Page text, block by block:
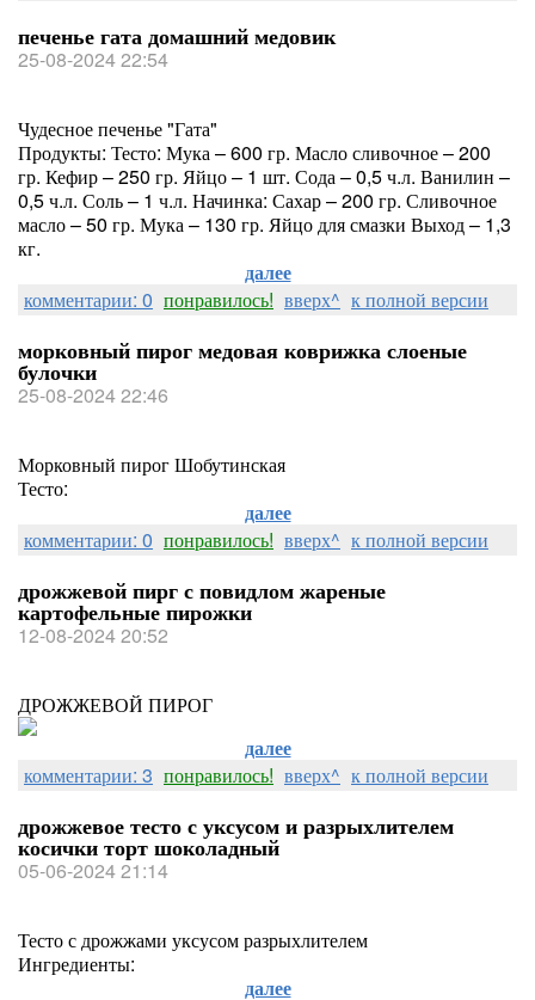
печенье гата домашний медовик
25-08-2024 22:54
Чудесное печенье "Гата"
Продукты: Тесто: Мука – 600 гр. Масло сливочное – 200
гр. Кефир – 250 гр. Яйцо – 1 шт. Сода – 0,5 ч.л. Ванилин –
0,5 ч.л. Соль – 1 ч.л. Начинка: Сахар – 200 гр. Сливочное
масло – 50 гр. Мука – 130 гр. Яйцо для смазки Выход – 1,3
кг.
далее
комментарии: 0 понравилось! вверх^ к полной версии
морковный пирог медовая коврижка слоеные
булочки
25-08-2024 22:46
Морковный пирог Шобутинская
Тесто:
далее
комментарии: 0 понравилось! вверх^ к полной версии
дрожжевой пирг с повидлом жареные
картофельные пирожки
12-08-2024 20:52
ДРОЖЖЕВОЙ ПИРОГ
далее
комментарии: 3 понравилось! вверх^ к полной версии
дрожжевое тесто с уксусом и разрыхлителем
косички торт шоколадный
05-06-2024 21:14
Тесто с дрожжами уксусом разрыхлителем
Ингредиенты:
далее